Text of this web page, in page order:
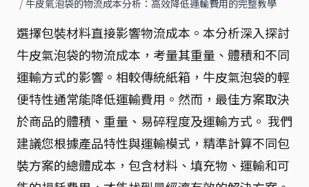
/ 牛皮氣泡袋的物流成本分析：高效降低運輸費用的完整教學
選擇包裝材料直接影響物流成本。本分析深入探討
牛皮氣泡袋的物流成本，考量其重量、體積和不同
運輸方式的影響。相較傳統紙箱，牛皮氣泡袋的輕
便特性通常能降低運輸費用。然而，最佳方案取決
於商品的體積、重量、易碎程度及運輸方式。 我們
建議您根據產品特性與運輸模式，精準計算不同包
裝方案的總體成本，包含材料、填充物、運輸和可